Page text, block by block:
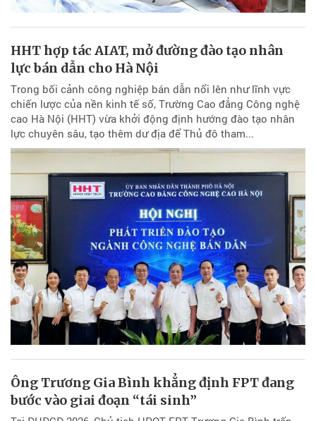
HHT hợp tác AIAT, mở đường đào tạo nhân
lực bán dẫn cho Hà Nội
Trong bối cảnh công nghiệp bán dẫn nổi lên như lĩnh vực
chiến lược của nền kinh tế số, Trường Cao đẳng Công nghệ
cao Hà Nội (HHT) vừa khởi động định hướng đào tạo nhân
lực chuyên sâu, tạo thêm dư địa để Thủ đô tham...
Ông Trương Gia Bình khẳng định FPT đang
bước vào giai đoạn “tái sinh”